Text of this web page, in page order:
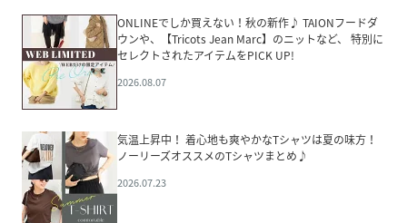
ONLINEでしか買えない！秋の新作♪ TAIONフードダ
ウンや、【Tricots Jean Marc】のニットなど、 特別に
セレクトされたアイテムをPICK UP!
2026.08.07
気温上昇中！ 着心地も爽やかなTシャツは夏の味方！
ノーリーズオススメのTシャツまとめ♪
2026.07.23